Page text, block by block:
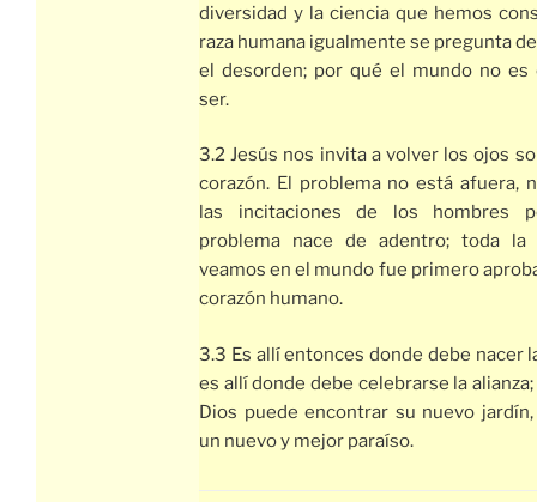
diversidad y la ciencia que hemos
raza humana igualmente se pregunta
el desorden; por qué el mundo no es
ser.
3.2 Jesús nos invita a volver los ojos
corazón. El problema no está afuera,
las incitaciones de los hombres
problema nace de adentro; toda la
veamos en el mundo fue primero
corazón humano.
3.3 Es allí entonces donde debe nacer
es allí donde debe celebrarse la
Dios puede encontrar su nuevo
un nuevo y mejor paraíso.